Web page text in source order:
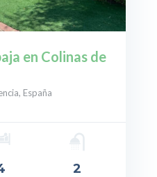
en Colinas de
España
2